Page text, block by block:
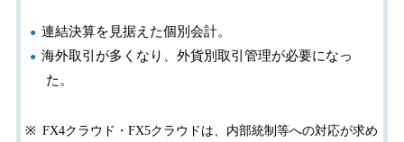
連結決算を見据えた個別会計。
海外取引が多くなり、外貨別取引管理が必要になっ
た。
FX4クラウド・FX5クラウドは、内部統制等への対応が求め